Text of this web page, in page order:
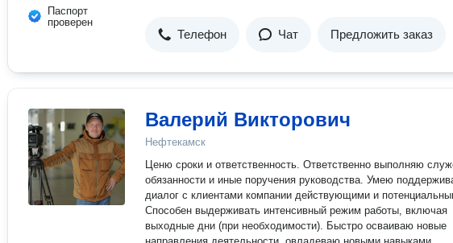
Паспорт
проверен
Телефон Чат Предложить заказ
Валерий Викторович
Нефтекамск
Ценю сроки и ответственность. Ответственно выполняю
обязанности и иные поручения руководства. Умею
диалог с клиентами компании действующими и
Способен выдерживать интенсивный режим работы, включая
выходные дни (при необходимости). Быстро осваиваю новые